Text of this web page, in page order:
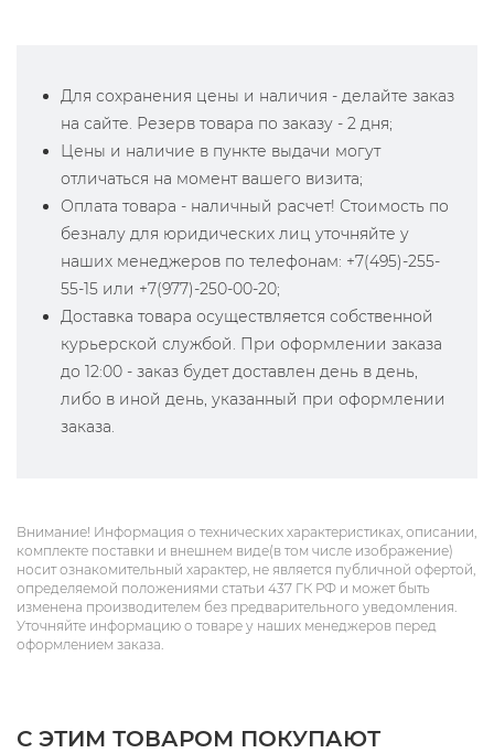
Для сохранения цены и наличия - делайте заказ
на сайте. Резерв товара по заказу - 2 дня;
Цены и наличие в пункте выдачи могут
отличаться на момент вашего визита;
Оплата товара - наличный расчет! Стоимость по
безналу для юридических лиц уточняйте у
наших менеджеров по телефонам: +7(495)-255-
55-15 или +7(977)-250-00-20;
Доставка товара осуществляется собственной
курьерской службой. При оформлении заказа
до 12:00 - заказ будет доставлен день в день,
либо в иной день, указанный при оформлении
заказа.
Внимание! Информация о технических характеристиках, описании,
комплекте поставки и внешнем виде(в том числе изображение)
носит ознакомительный характер, не является публичной офертой,
определяемой положениями статьи 437 ГК РФ и может быть
изменена производителем без предварительного уведомления.
Уточняйте информацию о товаре у наших менеджеров перед
оформлением заказа.
С ЭТИМ ТОВАРОМ ПОКУПАЮТ